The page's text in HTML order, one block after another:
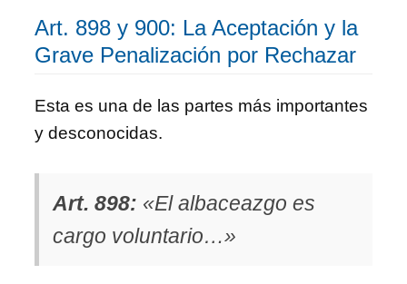
Art. 898 y 900: La Aceptación y la
Grave Penalización por Rechazar
Esta es una de las partes más importantes
y desconocidas.
Art. 898: «El albaceazgo es
cargo voluntario…»